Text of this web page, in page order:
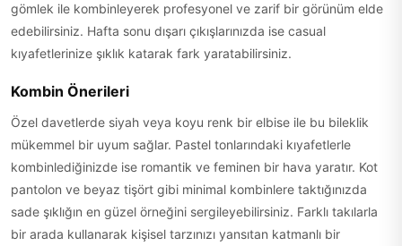
gömlek ile kombinleyerek profesyonel ve zarif bir görünüm elde
edebilirsiniz. Hafta sonu dışarı çıkışlarınızda ise casual
kıyafetlerinize şıklık katarak fark yaratabilirsiniz.
Kombin Önerileri
Özel davetlerde siyah veya koyu renk bir elbise ile bu bileklik
mükemmel bir uyum sağlar. Pastel tonlarındaki kıyafetlerle
kombinlediğinizde ise romantik ve feminen bir hava yaratır. Kot
pantolon ve beyaz tişört gibi minimal kombinlere taktığınızda
sade şıklığın en güzel örneğini sergileyebilirsiniz. Farklı takılarla
bir arada kullanarak kişisel tarzınızı yansıtan katmanlı bir